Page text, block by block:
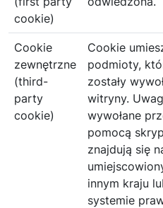
cookie)
Cookie
zewnętrzne
(third-
party
cookie)
Cookie
podmioty,
zostały
witryny.
wywołane
pomocą
znajdują się
innym kraju
systemie